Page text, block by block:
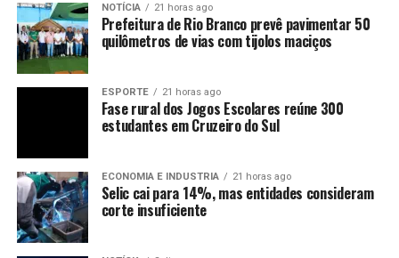
NOTÍCIA 21 horas ago
Prefeitura de Rio Branco prevê pavimentar 50
quilômetros de vias com tijolos maciços
ESPORTE 21 horas ago
Fase rural dos Jogos Escolares reúne 300
estudantes em Cruzeiro do Sul
ECONOMIA E INDUSTRIA 21 horas ago
Selic cai para 14%, mas entidades consideram
corte insuficiente